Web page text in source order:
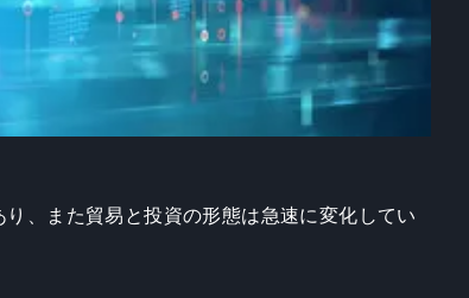
、また貿易と投資の形態は急速に変化してい